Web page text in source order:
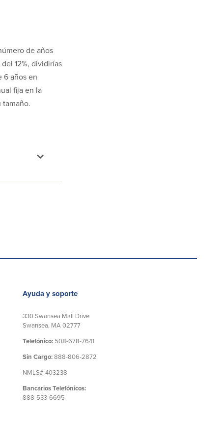
de años
12%, dividirías
6 años en
fija en la
tamaño.
Ayuda y soporte
330 Swansea Mall Drive
Swansea, MA 02777
Telefónico: 508-678-7641
Sin Cargo:888-806-2872
NMLS# 403238
Bancarios Telefónicos:
888-533-6695